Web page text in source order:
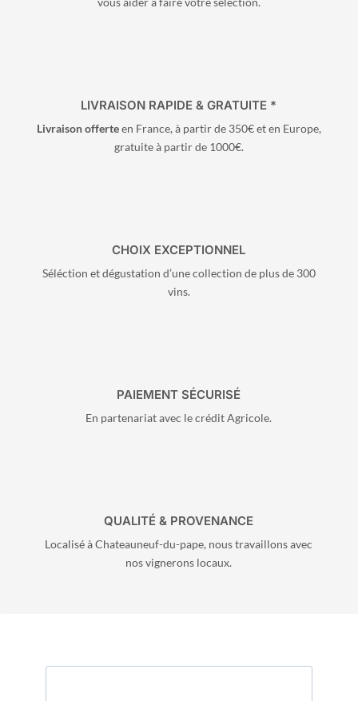
LIVRAISON RAPIDE & GRATUITE *
Livraison offerteen France, à partir de 350€ et en Europe,
gratuite à partir de 1000€.
CHOIX EXCEPTIONNEL
Séléction et dégustation d’une collection de plus de 300
vins.
PAIEMENT SÉCURISÉ
En partenariat avec le crédit Agricole.
QUALITÉ & PROVENANCE
Localisé à Chateauneuf-du-pape, nous travaillons avec
nos vignerons locaux.